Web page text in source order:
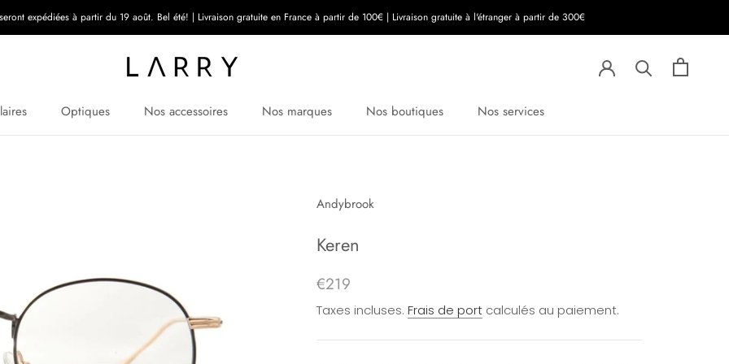
expédiées à partir du 19 août. Bel été! | Livraison gratuite en France à partir de 100€ | Livraison gratuite à l'étranger à partir de 300€
Optiques Nos accessoires Nos marques Nos boutiques Nos services
Andybrook
Keren
€219
Taxes incluses. Frais de port calculés au paiement.